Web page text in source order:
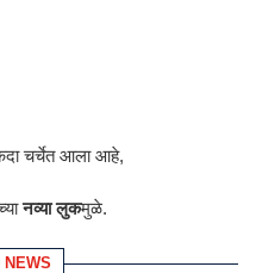
चर्चेत आला आहे,
नव्या लुकमुळे.
NEWS